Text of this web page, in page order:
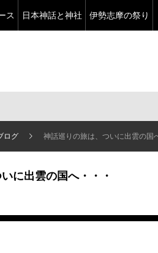
ス 日本神話と神社 伊勢志摩の祭り
ログ 神話巡りの旅は、ついに出雲の国
に出雲の国へ・・・